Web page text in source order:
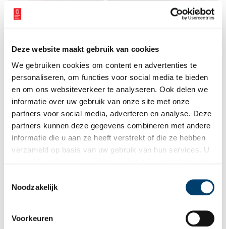
Deze website maakt gebruik van cookies
We gebruiken cookies om content en advertenties te
personaliseren, om functies voor social media te bieden
en om ons websiteverkeer te analyseren. Ook delen we
informatie over uw gebruik van onze site met onze
partners voor social media, adverteren en analyse. Deze
partners kunnen deze gegevens combineren met andere
informatie die u aan ze heeft verstrekt of die ze hebben
verzameld op basis van uw gebruik van hun services. U
Noodzakelijk
Voorkeuren
Wapen van Waterland.
Rarop bovenaan
Waterland blijkt niet alleen uit het statige raadhuis, maar ook uit
een eeuwenoud rijmpje waarin het dorp ‘Rarop’ genoemd wordt.
Rarop, Rarop, hoogemoed, Durgerdam
leit onder de voet. Schelling woud’ erbij, Nieuwendam is vrij.